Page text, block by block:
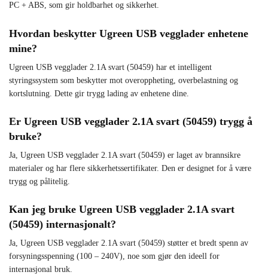
PC + ABS, som gir holdbarhet og sikkerhet.
Hvordan beskytter Ugreen USB vegglader enhetene
mine?
Ugreen USB vegglader 2.1A svart (50459) har et intelligent
styringssystem som beskytter mot overoppheting, overbelastning og
kortslutning. Dette gir trygg lading av enhetene dine.
Er Ugreen USB vegglader 2.1A svart (50459) trygg å
bruke?
Ja, Ugreen USB vegglader 2.1A svart (50459) er laget av brannsikre
materialer og har flere sikkerhetssertifikater. Den er designet for å være
trygg og pålitelig.
Kan jeg bruke Ugreen USB vegglader 2.1A svart
(50459) internasjonalt?
Ja, Ugreen USB vegglader 2.1A svart (50459) støtter et bredt spenn av
forsyningsspenning (100 – 240V), noe som gjør den ideell for
internasjonal bruk.